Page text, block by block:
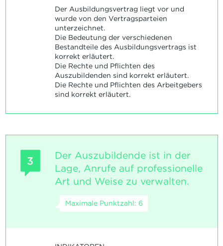
Der Ausbildungsvertrag liegt vor und
wurde von den Vertragsparteien
unterzeichnet.
Die Bedeutung der verschiedenen
Bestandteile des Ausbildungsvertrags ist
korrekt erläutert.
Die Rechte und Pflichten des
Auszubildenden sind korrekt erläutert.
Die Rechte und Pflichten des Arbeitgebers
sind korrekt erläutert.
3
Der Auszubildende ist in der
Lage, Anrufe auf professionelle
Art und Weise zu verwalten.
Maximale Punktzahl: 6